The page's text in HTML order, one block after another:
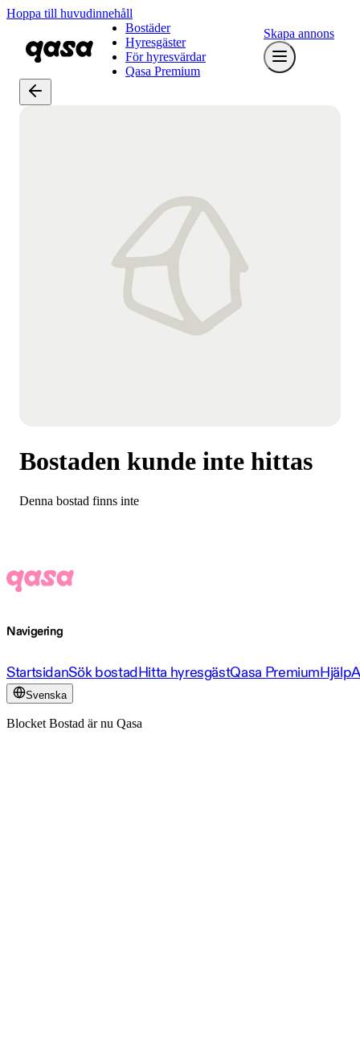
Hoppa till huvudinnehåll
Bostäder
Hyresgäster
För hyresvärdar
Qasa Premium
Skapa annons
Bostaden kunde inte hittas
Denna bostad finns inte
Navigering
StartsidanSök bostadHitta hyresgästQasa PremiumHjälp
Svenska
Blocket Bostad är nu Qasa